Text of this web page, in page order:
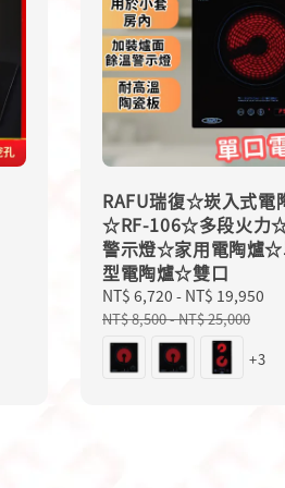
RAFU瑞復☆崁入式電
☆RF-106☆多段火力
警示燈☆家用電陶爐☆
型電陶爐☆雙口
Sale
price
NT$ 6,720 - NT$ 19,950
NT$ 8,500-NT$ 25,000
+3